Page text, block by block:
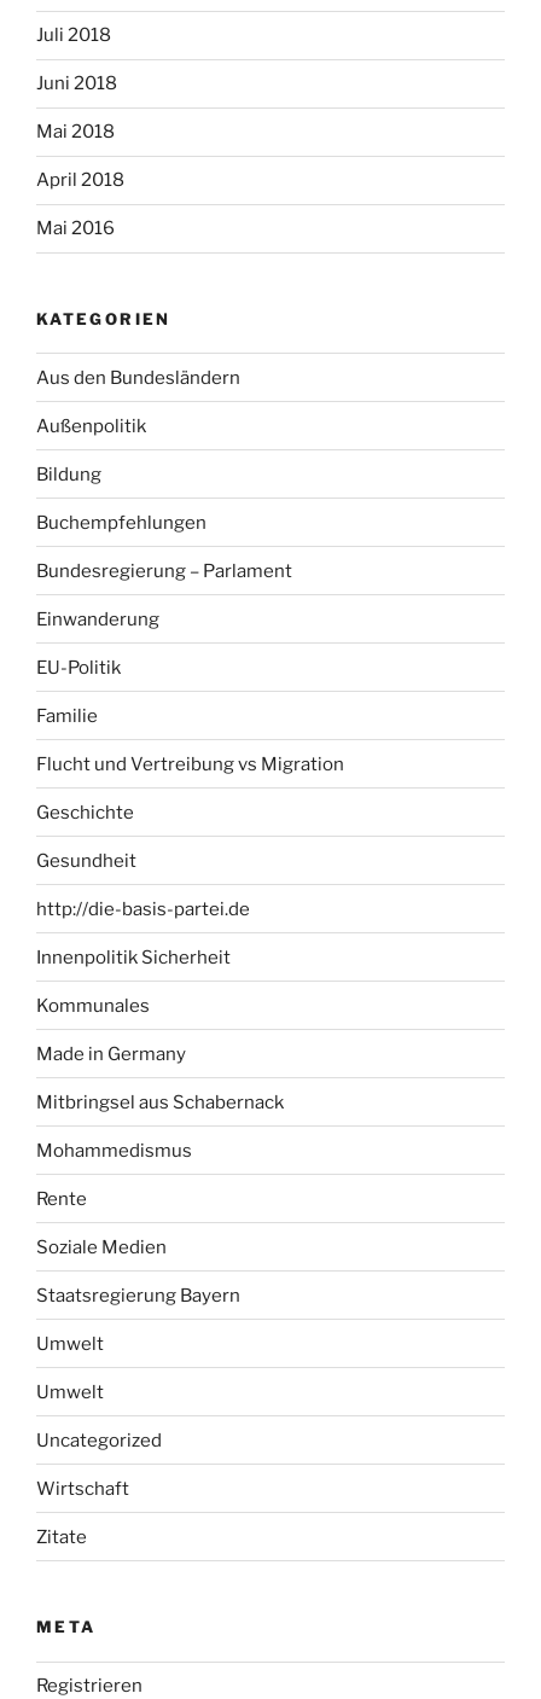
Juli 2018
Juni 2018
Mai 2018
April 2018
Mai 2016
KATEGORIEN
Aus den Bundesländern
Außenpolitik
Bildung
Buchempfehlungen
Bundesregierung – Parlament
Einwanderung
EU-Politik
Familie
Flucht und Vertreibung vs Migration
Geschichte
Gesundheit
http://die-basis-partei.de
Innenpolitik Sicherheit
Kommunales
Made in Germany
Mitbringsel aus Schabernack
Mohammedismus
Rente
Soziale Medien
Staatsregierung Bayern
Umwelt
Umwelt
Uncategorized
Wirtschaft
Zitate
META
Registrieren